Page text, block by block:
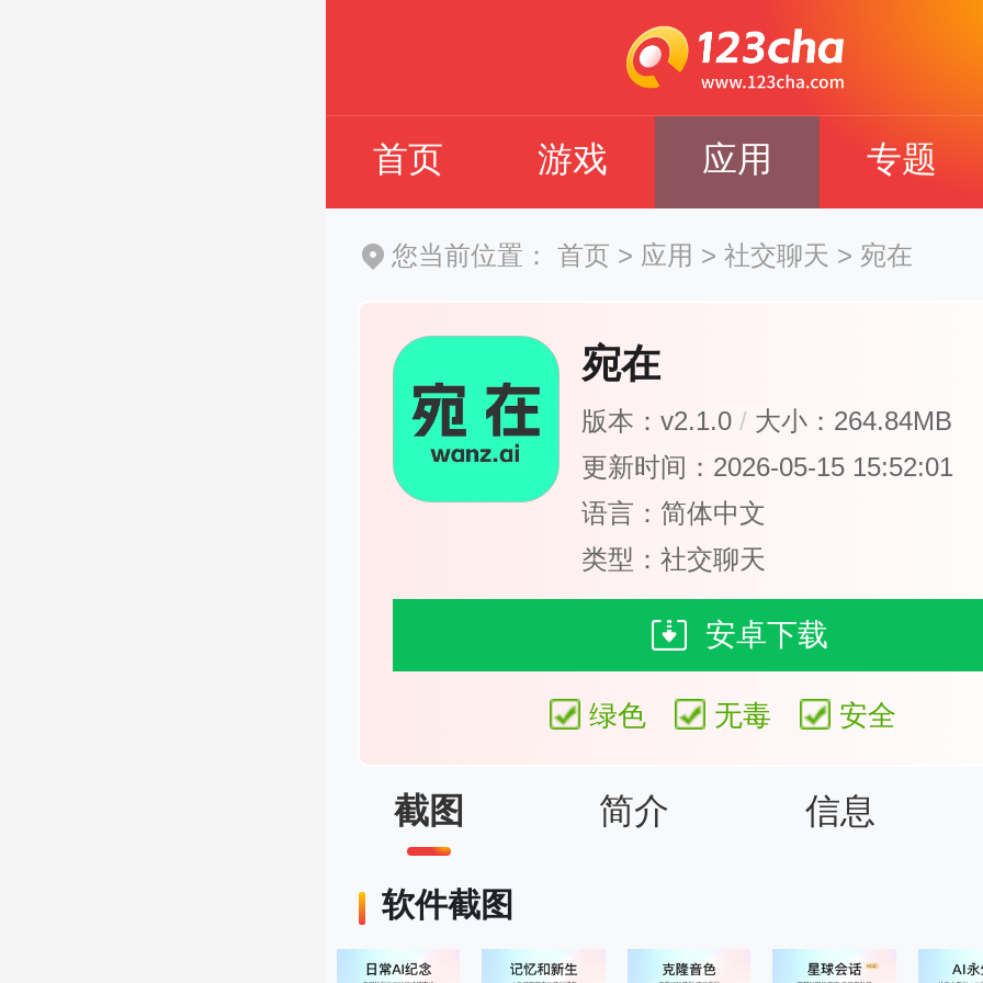
首页 游戏 应用 专题
您当前位置： 首页 > 应用 > 社交聊天 > 宛在
宛在
版本：v2.1.0 / 大小：264.84MB
更新时间：2026-05-15 15:52:01
语言：简体中文
类型：社交聊天
安卓下载
绿色 无毒 安全
截图 简介 信息
软件截图